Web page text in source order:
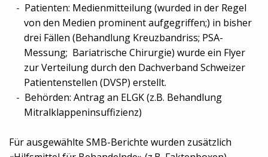
Patienten: Medienmitteilung (wurded in der Regel
von den Medien prominent aufgegriffen;) in bisher
drei Fällen (Behandlung Kreuzbandriss; PSA-
Messung; Bariatrische Chirurgie) wurde ein Flyer
zur Verteilung durch den Dachverband Schweizer
Patientenstellen (DVSP) erstellt.
Behörden: Antrag an ELGK (z.B. Behandlung
Mitralklappeninsuffizienz)
Für ausgewählte SMB-Berichte wurden zusätzlich